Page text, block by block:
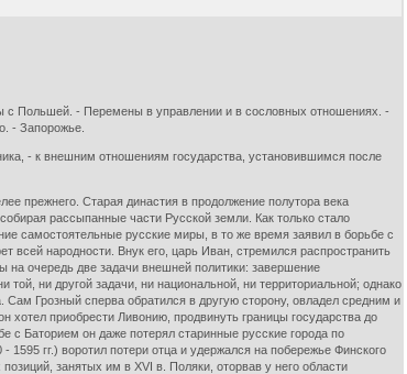
с Польшей. - Перемены в управлении и в сословных отношениях. -
- Запорожье.
- к внешним отношениям государства, установившимся после
Старая династия в продолжение полутора века
рассыпанные части Русской земли. Как только стало
самостоятельные русские миры, в то же время заявил в борьбе с
всей народности. Внук его, царь Иван, стремился распространить
на очередь две задачи внешней политики: завершение
ни другой задачи, ни национальной, ни территориальной; однако
Грозный сперва обратился в другую сторону, овладел средним и
приобрести Ливонию, продвинуть границы государства до
с Баторием он даже потерял старинные русские города по
гг.) воротил потери отца и удержался на побережье Финского
занятых им в XVI в. Поляки, оторвав у него области